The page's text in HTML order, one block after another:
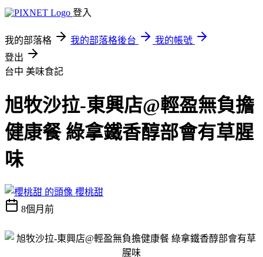
登入
我的部落格 我的部落格後台
我的帳號
登出
台中 美味食記
旭牧沙拉-東興店@輕盈無負擔
健康餐 綠拿鐵香醇部會有草腥
味
櫻桃甜
8個月前